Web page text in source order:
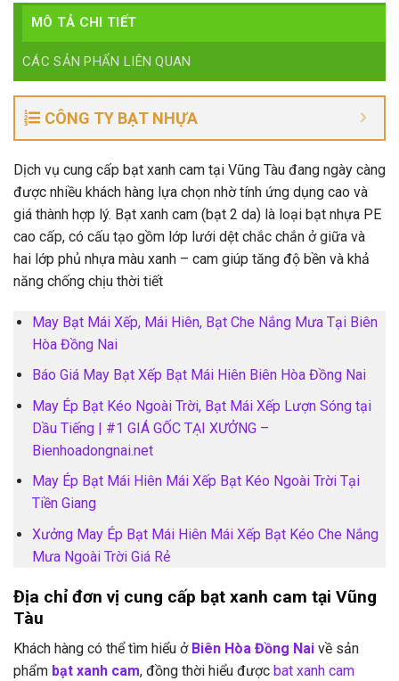
MÔ TẢ CHI TIẾT
CÁC SẢN PHẨN LIÊN QUAN
CÔNG TY BẠT NHỰA
Dịch vụ cung cấp bạt xanh cam tại Vũng Tàu đang ngày càng
được nhiều khách hàng lựa chọn nhờ tính ứng dụng cao và
giá thành hợp lý. Bạt xanh cam (bạt 2 da) là loại bạt nhựa PE
cao cấp, có cấu tạo gồm lớp lưới dệt chắc chắn ở giữa và
hai lớp phủ nhựa màu xanh – cam giúp tăng độ bền và khả
năng chống chịu thời tiết
May Bạt Mái Xếp, Mái Hiên, Bạt Che Nắng Mưa Tại Biên
Hòa Đồng Nai
Báo Giá May Bạt Xếp Bạt Mái Hiên Biên Hòa Đồng Nai
May Ép Bạt Kéo Ngoài Trời, Bạt Mái Xếp Lượn Sóng tại
Dầu Tiếng | #1 GIÁ GỐC TẠI XƯỞNG –
Bienhoadongnai.net
May Ép Bạt Mái Hiên Mái Xếp Bạt Kéo Ngoài Trời Tại
Tiền Giang
Xưởng May Ép Bạt Mái Hiên Mái Xếp Bạt Kéo Che Nắng
Mưa Ngoài Trời Giá Rẻ
Địa chỉ đơn vị cung cấp bạt xanh cam tại Vũng
Tàu
Khách hàng có thể tìm hiểu ở Biên Hòa Đồng Nai về sản
phẩm bạt xanh cam, đồng thời hiểu được bat xanh cam